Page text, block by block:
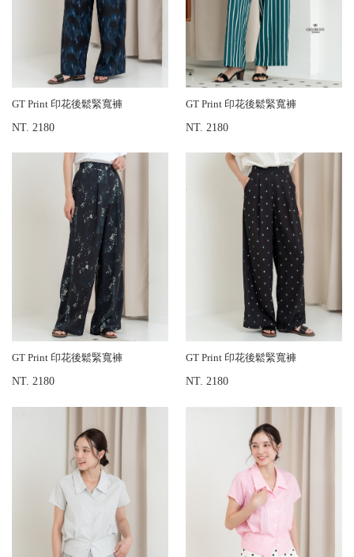
GT Print 印花後鬆緊寬褲
NT. 2180
GT Print 印花後鬆緊寬褲
NT. 2180
GT Print 印花後鬆緊寬褲
NT. 2180
GT Print 印花後鬆緊寬褲
NT. 2180